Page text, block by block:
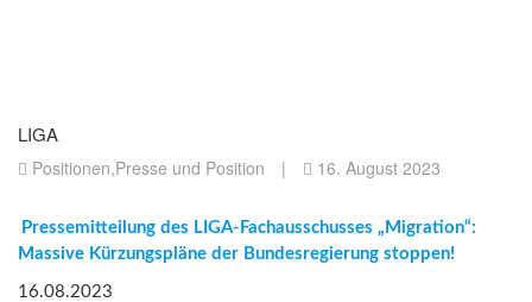
LIGA
Positionen,Presse und Position | 16. August 2023
Pressemitteilung des LIGA-Fachausschusses „Migration“:
Massive Kürzungspläne der Bundesregierung stoppen!
16.08.2023